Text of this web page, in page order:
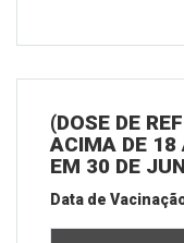
(DOSE DE
ACIMA DE 18
EM 30 DE
Data de